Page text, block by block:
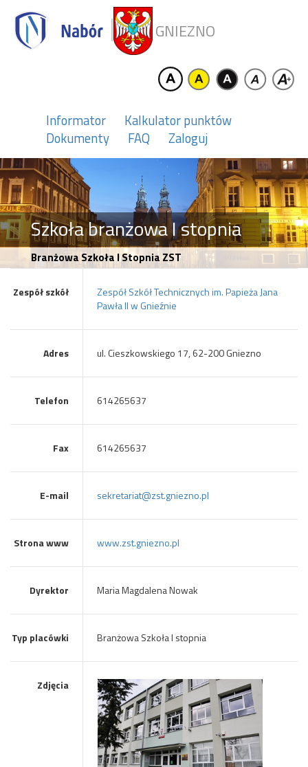
GNIEZNO
Informator
Kalkulator punktów
Dokumenty
FAQ Zaloguj
Szkoła branżowa I stopnia
Branżowa Szkoła I Stopnia ZST
Zespół szkół
Zespół Szkół Technicznych im. Papieża Jana
Pawła II w Gnieźnie
Adres ul. Cieszkowskiego 17, 62-200 Gniezno
Telefon 614265637
Fax 614265637
E-mail sekretariat@zst.gniezno.pl
Strona www www.zst.gniezno.pl
Dyrektor Maria Magdalena Nowak
Typ placówki Branżowa Szkoła I stopnia
Zdjęcia